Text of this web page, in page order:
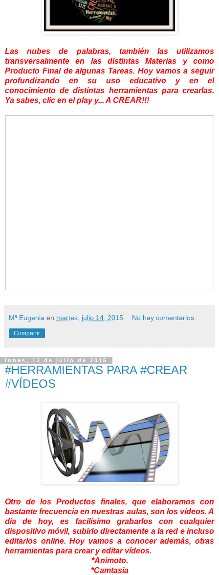
Las nubes de palabras, también las utilizamos
transversalmente en las distintas Materias y como
Producto Final de algunas Tareas. Hoy vamos a seguir
profundizando en su uso educativo y en el
conocimiento de distintas herramientas para crearlas.
Ya sabes, clic en el play y... A CREAR!!!
Mª Eugenia en martes, julio 14, 2015 No hay comentarios:
Compartir
lunes, 13 de julio de 2015
#HERRAMIENTAS PARA #CREAR
#VÍDEOS
Otro de los Productos finales, que elaboramos con
bastante frecuencia en nuestras aulas, son los vídeos. A
día de hoy, es facilísimo grabarlos con cualquier
dispositivo móvil, subirlo directamente a la red e incluso
editarlos online. Hoy vamos a conocer además, otras
herramientas para crear y editar vídeos.
*Animoto.
*Camtasia